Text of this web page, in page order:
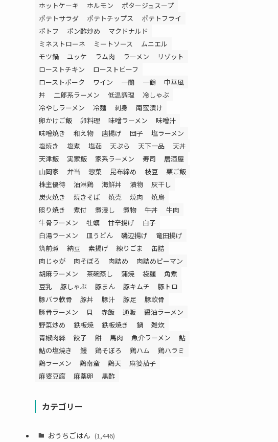
ホットケーキ
ホルモン
ポタージュスープ
ポテトサラダ
ポテトチップス
ポテトフライ
ポトフ
ポン酢炒め
マクドナルド
ミネストローネ
ミートソース
ムニエル
モツ鍋
ユッケ ラム肉 ラーメン
リゾット
ローストチキン
ローストビーフ
ローストポーク
ワイン 一蘭 一鶴
中華風
丼
二郎系ラーメン 低温調理
冷しゃぶ
冷やしラーメン
冷麺 刺身
南蛮漬け
卵かけご飯
卵料理 味噌ラーメン
味噌汁
味噌焼き
和え物 唐揚げ 団子
塩ラーメン
塩焼き
塩煮 塩茹 天ぷら 天下一品
天丼
天津飯
実家飯 家系ラーメン 寿司
居酒屋
山岡家
弁当 惣菜 昆布締め 枝豆
栗ご飯
株主優待
油淋鶏 海鮮丼 漬物
灰干し
炭火焼き
焼きそば 焼売 焼肉
焼鳥
照り焼き
煮付 煮浸し 煮物 牛丼
牛肉
牛骨ラーメン
牡蠣 甘辛揚げ
白子
白湯ラーメン
皿うどん 磯辺揚げ
竜田揚げ
筑前煮
納豆 素揚げ 練りごま
缶詰
肉じゃが
肉そぼろ 肉詰め
肉詰めピーマン
胡麻ラーメン
茶碗蒸し 蒲焼 袋麺
角煮
豆乳
豚しゃぶ 豚まん 豚キムチ
豚トロ
豚バラ軟骨
豚丼 豚汁 豚足
豚軟骨
豚骨ラーメン
貝 赤飯 通販
醤油ラーメン
野菜炒め
鉄板焼 鉄板焼き 鍋
雑炊
青椒肉絲
餃子 餅 馬肉 魚介ラーメン
鮎
鮎の塩焼き
鰻 鶏そぼろ 鶏ハム
鶏ハラミ
鶏ラーメン
鶏南蛮 鶏天
麻婆茄子
麻婆豆腐
麻薬卵 黒酢
カテゴリー
おうちごはん (1,446)